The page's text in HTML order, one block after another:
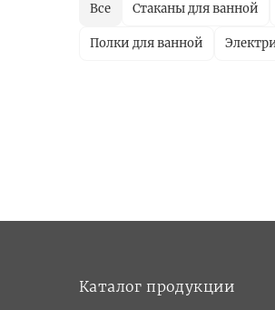
Все Стаканы для ванной
Полки для ванной
Каталог продукции